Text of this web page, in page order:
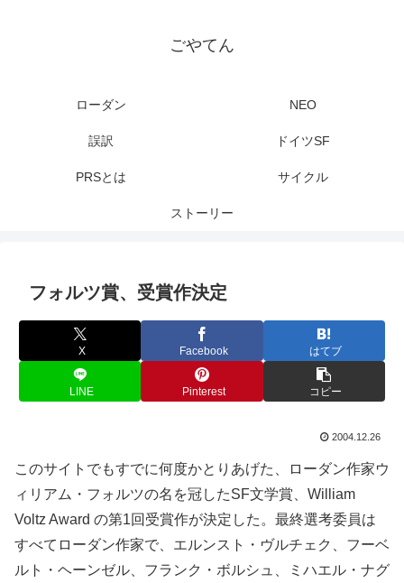
ごやてん
ローダン NEO
誤訳 ドイツSF
PRSとは サイクル
ストーリー
フォルツ賞、受賞作決定
X Facebook はてブ
LINE Pinterest コピー
2004.12.26
このサイトでもすでに何度かとりあげた、ローダン作家ウ
ィリアム・フォルツの名を冠したSF文学賞、William
Voltz Award の第1回受賞作が決定した。最終選考委員は
すべてローダン作家で、エルンスト・ヴルチェク、フーベ
ルト・ヘーンゼル、フランク・ボルシュ、ミハエル・ナグ